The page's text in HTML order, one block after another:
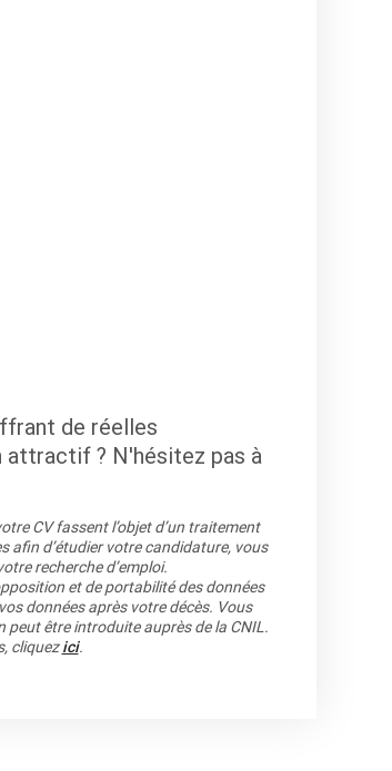
de réelles
attractif ? N'hésitez pas à
CV fassent l’objet d’un traitement
afin d’étudier votre candidature, vous
recherche d’emploi.
et de portabilité des données
données après votre décès. Vous
être introduite auprès de la CNIL.
cliquezici.